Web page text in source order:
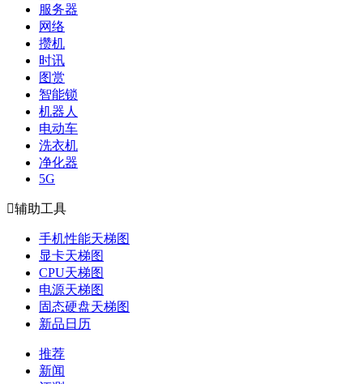
服务器
网络
攒机
时讯
图赏
智能锁
机器人
电动车
洗衣机
净化器
5G
辅助工具
手机性能天梯图
显卡天梯图
CPU天梯图
电源天梯图
固态硬盘天梯图
新品日历
推荐
新闻